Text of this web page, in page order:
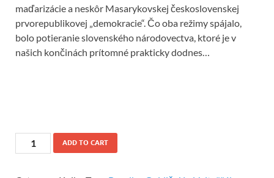
maďarizácie a neskôr Masarykovskej československej
prvorepublikovej „demokracie“. Čo oba režimy spájalo,
bolo potieranie slovenského národovectva, ktoré je v
našich končinách prítomné prakticky dodnes…
ADD TO CART